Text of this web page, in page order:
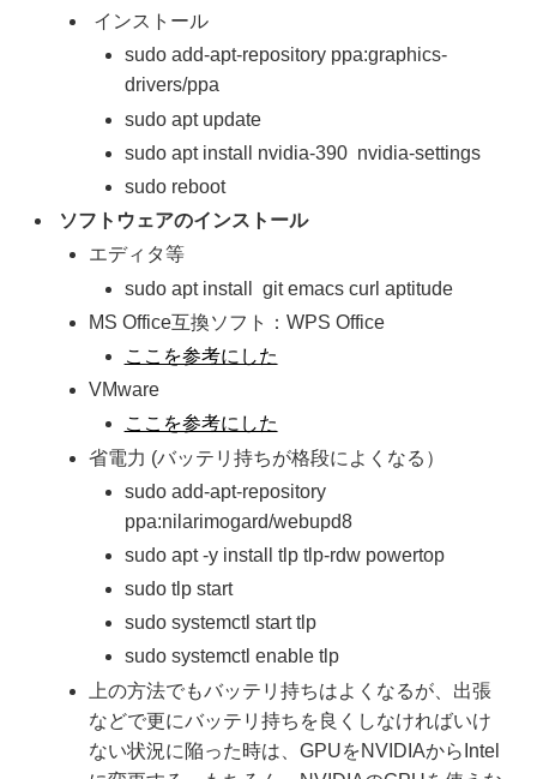
インストール
sudo add-apt-repository ppa:graphics-
drivers/ppa
sudo apt update
sudo apt install nvidia-390 nvidia-settings
sudo reboot
ソフトウェアのインストール
エディタ等
sudo apt install git emacs curl aptitude
MS Office互換ソフト：WPS Office
ここを参考にした
VMware
ここを参考にした
省電力 (バッテリ持ちが格段によくなる）
sudo add-apt-repository
ppa:nilarimogard/webupd8
sudo apt -y install tlp tlp-rdw powertop
sudo tlp start
sudo systemctl start tlp
sudo systemctl enable tlp
上の方法でもバッテリ持ちはよくなるが、出張
などで更にバッテリ持ちを良くしなければいけ
ない状況に陥った時は、GPUをNVIDIAからIntel